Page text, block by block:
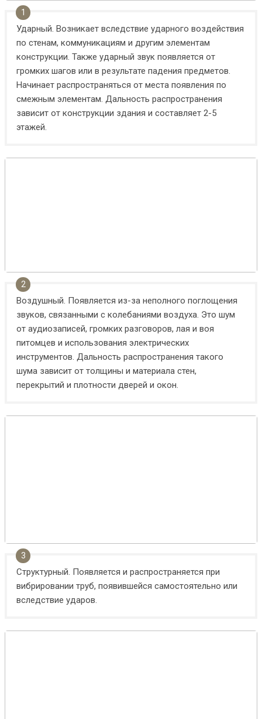
Ударный. Возникает вследствие ударного воздействия
по стенам, коммуникациям и другим элементам
конструкции. Также ударный звук появляется от
громких шагов или в результате падения предметов.
Начинает распространяться от места появления по
смежным элементам. Дальность распространения
зависит от конструкции здания и составляет 2-5
этажей.
Воздушный. Появляется из-за неполного поглощения
звуков, связанными с колебаниями воздуха. Это шум
от аудиозаписей, громких разговоров, лая и воя
питомцев и использования электрических
инструментов. Дальность распространения такого
шума зависит от толщины и материала стен,
перекрытий и плотности дверей и окон.
Структурный. Появляется и распространяется при
вибрировании труб, появившейся самостоятельно или
вследствие ударов.